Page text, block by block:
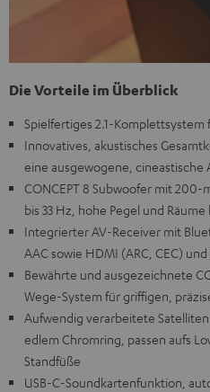
Die Vorteile im Überblick
Spielfertiges 2.1-Komplettsystem
Innovatives, akustisches
eine ausgewogene, cineastische
CONCEPT 8 Subwoofer mit
bis 33 Hz, hohe Pegel und Räume
Integrierter AV-Receiver mit
AAC sowie HDMI (ARC, CEC)
Bewährte und ausgezeichnete
Wege-System für griffigen,
Aufwendig verarbeitete
edlem Chromring, passen aufs
Standfüße
USB-C-Soundkartenfunktion,